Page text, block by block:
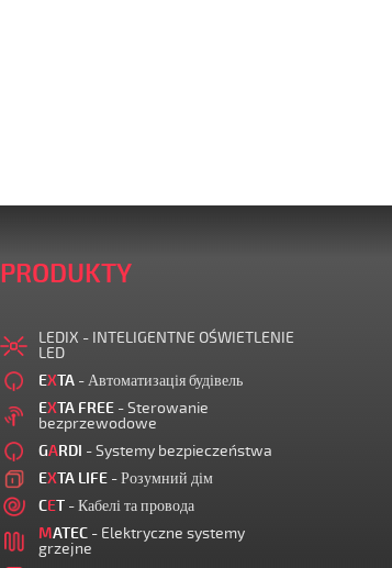
PRODUKTY
LEDIX - INTELIGENTNE OŚWIETLENIE
LED
EXTA - Автоматизація будівель
EXTA FREE - Sterowanie
bezprzewodowe
GARDI - Systemy bezpieczeństwa
EXTA LIFE - Розумний дім
CET - Кабелі та провода
MATEC - Elektryczne systemy
grzejne